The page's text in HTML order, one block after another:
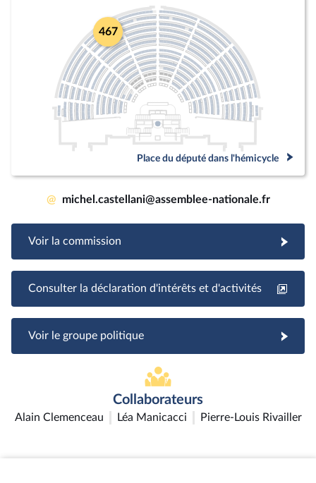
467
Place du député dans l'hémicycle
@ michel.castellani@assemblee-nationale.fr
Voir la commission
Consulter la déclaration d'intérêts et d'activités
Voir le groupe politique
Collaborateurs
Alain Clemenceau Léa Manicacci Pierre-Louis Rivailler